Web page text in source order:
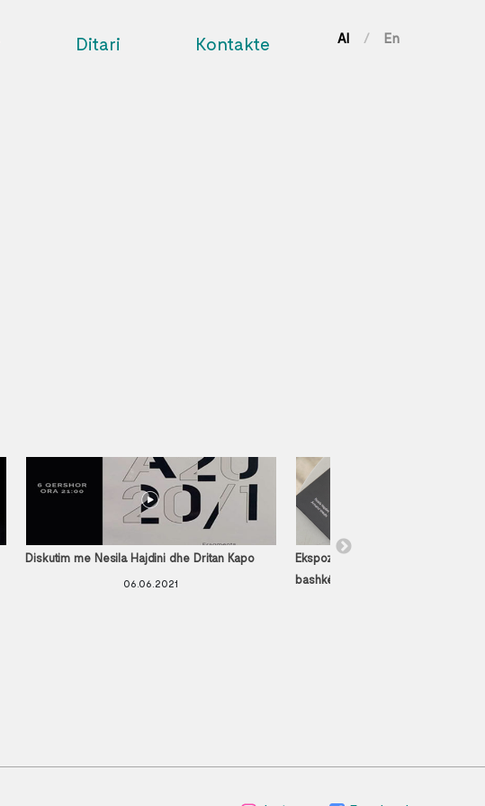
Ditari Kontakte Al / En
Diskutim me Nesila Hajdini dhe Dritan Kapo
06.06.2021
Ekspozita - Fragmente të
bashkëkohore shqiptare - A2020/1